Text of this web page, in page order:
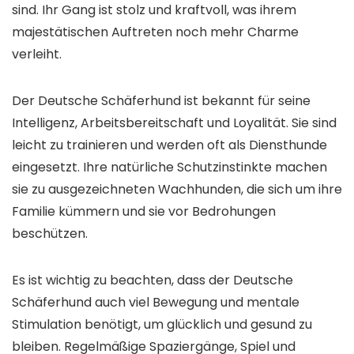
sind. Ihr Gang ist stolz und kraftvoll, was ihrem
majestätischen Auftreten noch mehr Charme
verleiht.
Der Deutsche Schäferhund ist bekannt für seine
Intelligenz, Arbeitsbereitschaft und Loyalität. Sie sind
leicht zu trainieren und werden oft als Diensthunde
eingesetzt. Ihre natürliche Schutzinstinkte machen
sie zu ausgezeichneten Wachhunden, die sich um ihre
Familie kümmern und sie vor Bedrohungen
beschützen.
Es ist wichtig zu beachten, dass der Deutsche
Schäferhund auch viel Bewegung und mentale
Stimulation benötigt, um glücklich und gesund zu
bleiben. Regelmäßige Spaziergänge, Spiel und